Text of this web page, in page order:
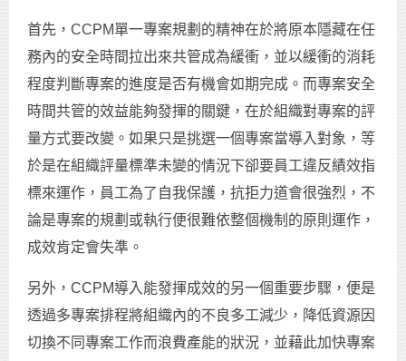
首先，CCPM單一專案規劃的精神在於將原本隱藏在任
務內的安全時間拉出來共管成為緩衝，並以緩衝的消耗
程度判斷專案的進度是否有機會如期完成。而專案安全
時間共管的效益能夠發揮的關鍵，在於組織對專案的評
量方式要改變。如果只是挑選一個專案當導入對象，等
於是在組織評量標準未變的情況下卻要員工違反績效指
標來運作，員工為了自我保護，抗拒力道會很強烈，不
論是專案的規劃或執行便很難依整個機制的原則運作，
成效肯定會失準。
另外，CCPM導入能發揮成效的另一個重要步驟，便是
透過多專案排程將組織內的不良多工減少，降低資源因
切換不同專案工作而浪費產能的狀況，並藉此加快專案